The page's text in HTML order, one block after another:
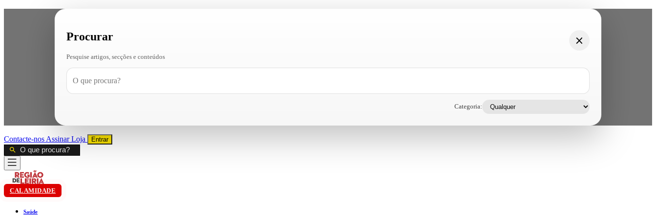
Procurar
Pesquise artigos, secções e conteúdos
Categoria:
Contacte-nos AssinarLoja Entrar
CALAMIDADE
Saúde